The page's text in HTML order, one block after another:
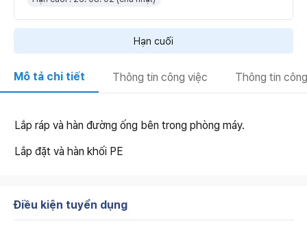
Hạn cuối
Mô tả chi tiết Thông tin công việc Thông tin
Lắp ráp và hàn đường ống bên trong phòng máy.
Lắp đặt và hàn khối PE
Điều kiện tuyển dụng